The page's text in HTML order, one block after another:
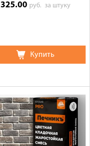
325.00 руб. за штуку
Купить